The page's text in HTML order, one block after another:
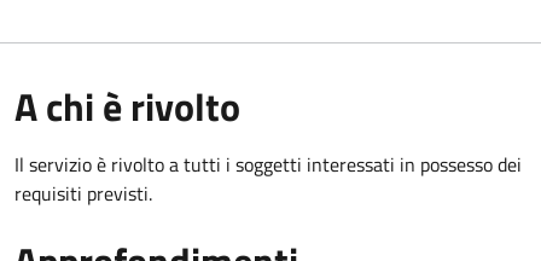
A chi è rivolto
Il servizio è rivolto a tutti i soggetti interessati in possesso dei
requisiti previsti.